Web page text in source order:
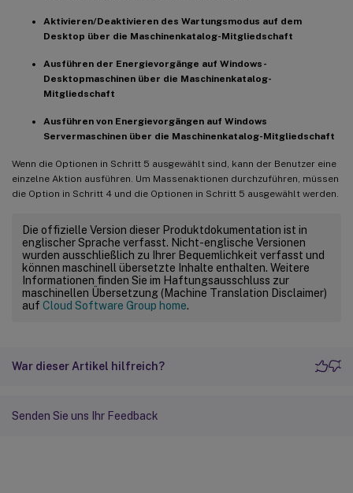
Aktivieren/Deaktivieren des Wartungsmodus auf dem
Desktop über die Maschinenkatalog-Mitgliedschaft
Ausführen der Energievorgänge auf Windows-
Desktopmaschinen über die Maschinenkatalog-
Mitgliedschaft
Ausführen von Energievorgängen auf Windows
Servermaschinen über die Maschinenkatalog-Mitgliedschaft
Wenn die Optionen in Schritt 5 ausgewählt sind, kann der Benutzer eine
einzelne Aktion ausführen. Um Massenaktionen durchzuführen, müssen
die Option in Schritt 4 und die Optionen in Schritt 5 ausgewählt werden.
Die offizielle Version dieser Produktdokumentation ist in
englischer Sprache verfasst. Nicht-englische Versionen
wurden ausschließlich zu Ihrer Bequemlichkeit verfasst und
können maschinell übersetzte Inhalte enthalten. Weitere
Informationen finden Sie im Haftungsausschluss zur
maschinellen Übersetzung (Machine Translation Disclaimer)
auf Cloud Software Group home.
War dieser Artikel hilfreich?
Senden Sie uns Ihr Feedback